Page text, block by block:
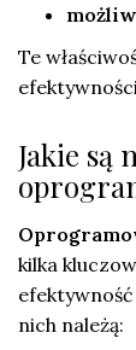
Te
Jakie są
kilka
nich należą: